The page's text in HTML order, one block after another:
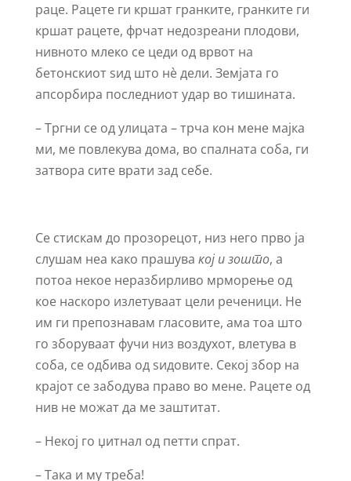
раце. Рацете ги кршат гранките, гранките ги
кршат рацете, фрчат недозреани плодови,
нивното млеко се цеди од врвот на
бетонскиот ѕид што нѐ дели. Земјата го
апсорбира последниот удар во тишината.
– Тргни се од улицата – трча кон мене мајка
ми, ме повлекува дома, во спалната соба, ги
затвора сите врати зад себе.
Се стискам до прозорецот, низ него прво ја
слушам неа како прашува кој и зошто, а
потоа некое неразбирливо мрморење од
кое наскоро излетуваат цели реченици. Не
им ги препознавам гласовите, ама тоа што
го зборуваат фучи низ воздухот, влетува в
соба, се одбива од ѕидовите. Секој збор на
крајот се забодува право во мене. Рацете од
нив не можат да ме заштитат.
– Некој го џитнал од петти спрат.
– Така и му треба!